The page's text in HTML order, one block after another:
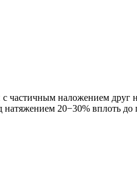
частичным наложением друг
натяжением 20−30% вплоть до